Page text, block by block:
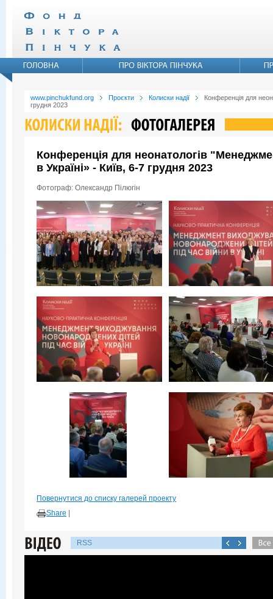
www.pinchukfund.org Проєкти Колиски надії
Конференція для
грудня 2023
Конференція для неонатологів
в Україні» - Київ, 6-7 грудня 2023
Фотограф: Олександр Пілюгін
Повернутися до списку галерей проекту
Share
RSS